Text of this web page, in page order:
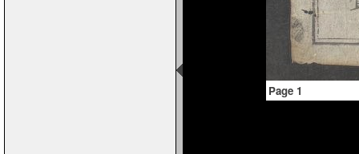
Page 1